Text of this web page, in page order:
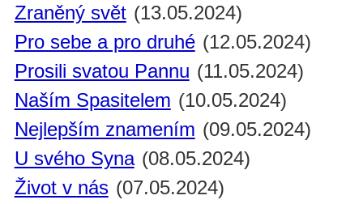
Zraněný svět (13.05.2024)
Pro sebe a pro druhé (12.05.2024)
Prosili svatou Pannu (11.05.2024)
Naším Spasitelem (10.05.2024)
Nejlepším znamením (09.05.2024)
U svého Syna (08.05.2024)
Život v nás (07.05.2024)